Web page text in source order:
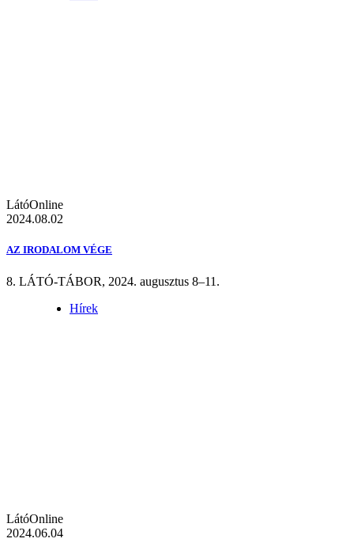
LátóOnline
2024.08.02
AZ IRODALOM VÉGE
8. LÁTÓ-TÁBOR, 2024. augusztus 8–11.
Hírek
LátóOnline
2024.06.04